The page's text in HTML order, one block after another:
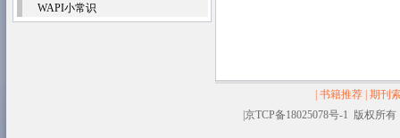
WAPI小常识
|书籍推荐 |期刊
|京TCP备18025078号-1 版权所